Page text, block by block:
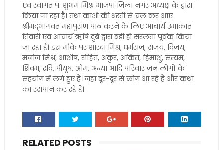
एवं स्वागत पं. शुभम मिश्र भाजपा जिला नगर अध्यक्ष के द्वारा
किया जा रहा है। तथा काशी की धरती से चल कर आए
श्रीमद्भागवत महापुराण पाठ करने के लिए आचार्य उमाकांत
तिवारी एवं आचार्य ऋषि दुबे द्वारा बड़ी ही सरलता पूर्वक किया
जा रहा है। इस मौके पर शारदा मिश्र, धर्मराज, संजय, विजय,
मनोज मिश्र, आशीष, रोहित, अंकुर, अंकित, हिमांशु, सत्यम,
शिवम, रवि, पीयूष, ओम, अन्या आदि परिवार जन लोगों के
सहयोग में लगे हुए हैं। जहां दूर-दूर से लोग आ रहे हैं और कथा
का रसपान कर रहे हैं।
RELATED POSTS